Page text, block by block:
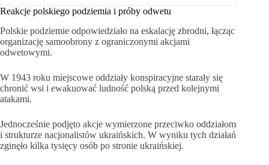
Reakcje polskiego podziemia i próby odwetu
Polskie podziemie odpowiedziało na eskalację zbrodni, łącząc
organizację samoobrony z ograniczonymi akcjami
odwetowymi.
W 1943 roku miejscowe oddziały konspiracyjne starały się
chronić wsi i ewakuować ludność polską przed kolejnymi
atakami.
Jednocześnie podjęto akcje wymierzone przeciwko oddziałom
i strukturze nacjonalistów ukraińskich. W wyniku tych działań
zginęło kilka tysięcy osób po stronie ukraińskiej.